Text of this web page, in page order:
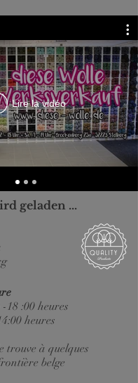
Lire la vidéo
geladen ...
18 :00 heures
heures
trouve à quelques
belge